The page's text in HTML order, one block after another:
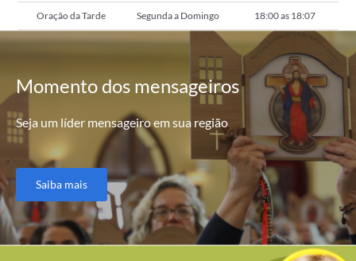
Oração da Tarde Segunda a Domingo 18:00 as 18:07
Momentodos mensageiros
Seja um líder mensageiro em sua região
Saiba mais